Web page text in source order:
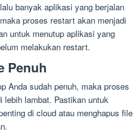
banyak aplikasi yang berjalan
proses restart akan menjadi
untuk menutup aplikasi yang
melakukan restart.
Penuh
Anda sudah penuh, maka proses
lebih lambat. Pastikan untuk
di cloud atau menghapus file